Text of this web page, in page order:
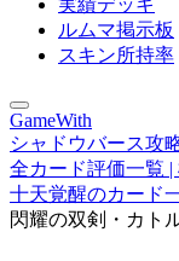
実績デッキ
ルムマ掲示板
スキン所持率
GameWith
シャドウバース攻
全カード評価一覧 |
十天覚醒のカード
閃耀の双剣・カト